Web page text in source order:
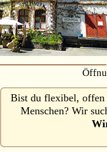
Bist du flexibel, offen
Menschen? Wir